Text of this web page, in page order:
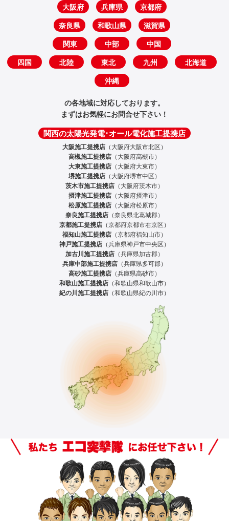
大阪府 兵庫県 京都府
奈良県 和歌山県 滋賀県
関東 中部 中国
四国 北陸 東北 九州 北海道
沖縄
の各地域に対応しております。
まずはお気軽にお問合せ下さい！
関西の太陽光発電･オール電化施工提携店
大阪施工提携店 （大阪府大阪市北区）
高槻施工提携店 （大阪府高槻市）
大東施工提携店 （大阪府大東市）
堺施工提携店 （大阪府堺市中区）
茨木市施工提携店 （大阪府茨木市）
摂津施工提携店 （大阪府摂津市）
松原施工提携店 （大阪府松原市）
奈良施工提携店 （奈良県北葛城郡）
京都施工提携店 （京都府京都市右京区）
福知山施工提携店 （京都府福知山市）
神戸施工提携店 （兵庫県神戸市中央区）
加古川施工提携店 （兵庫県加古郡）
兵庫中部施工提携店 （兵庫県多可郡）
高砂施工提携店 （兵庫県高砂市）
和歌山施工提携店 （和歌山県和歌山市）
紀の川施工提携店 （和歌山県紀の川市）